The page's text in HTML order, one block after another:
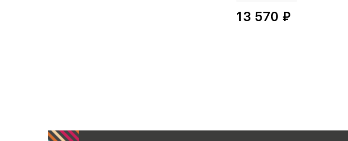
13 570 ₽